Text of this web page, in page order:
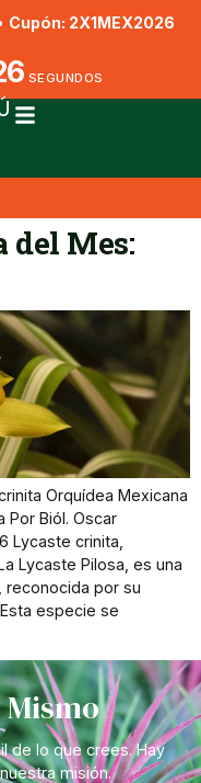
Cupón: 2X1MEX2026
SEGUNDOS
del Mes:
Orquídea Mexicana
Por Biól. Oscar
Lycaste crinita,
Lycaste Pilosa, es una
reconocida por su
especie se
de lo que crees. Hay
misión.